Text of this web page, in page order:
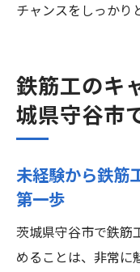
チャンスをしっかり
鉄筋工のキ
城県守谷市
未経験から鉄筋
第一歩
茨城県守谷市で鉄筋
めることは、非常に